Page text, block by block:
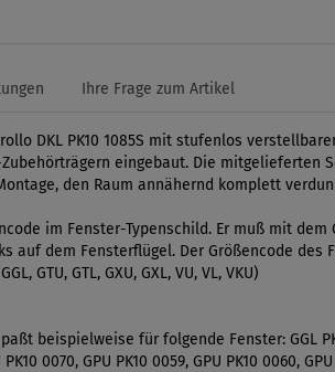
Ihre Frage zum Artikel
DKL PK10 1085S mit stufenlos
eingebaut. Die mitgelieferten
den Raum annähernd komplett
im Fenster-Typenschild. Er muß mit
auf dem Fensterflügel. Der Größencode
GTU, GTL, GXU, GXL, VU, VL, VKU)
beispielweise für folgende Fenster: GGL
0070, GPU PK10 0059, GPU PK10 0060,